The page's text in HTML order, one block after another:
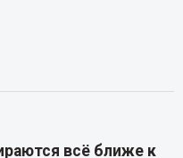
всё ближе к